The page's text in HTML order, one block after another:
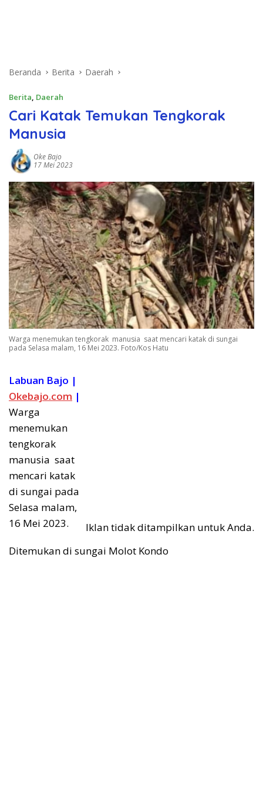
Beranda Berita Daerah
Berita, Daerah
Cari Katak Temukan Tengkorak
Manusia
Oke Bajo
17 Mei 2023
Warga menemukan tengkorak manusia saat mencari katak di sungai
pada Selasa malam, 16 Mei 2023. Foto/Kos Hatu
Iklan tidak ditampilkan untuk Anda.
Labuan Bajo |
Okebajo.com |
Warga
menemukan
tengkorak
manusia saat
mencari katak
di sungai pada
Selasa malam,
16 Mei 2023.
Ditemukan di sungai Molot Kondo